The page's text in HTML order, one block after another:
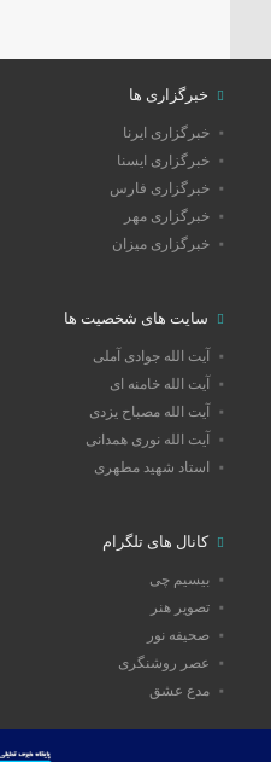
خبرگزاری ها
خبرگزاری ایرنا
خبرگزاری ایسنا
خبرگزاری فارس
خبرگزاری مهر
خبرگزاری میزان
سایت های شخصیت ها
آیت الله جوادی آملی
آیت الله خامنه ای
آیت الله مصباح یزدی
آیت الله نوری همدانی
استاد شهید مطهری
کانال های تلگرام
بیسیم چی
تصویر هنر
صحیفه نور
عصر روشنگری
مدع عشق